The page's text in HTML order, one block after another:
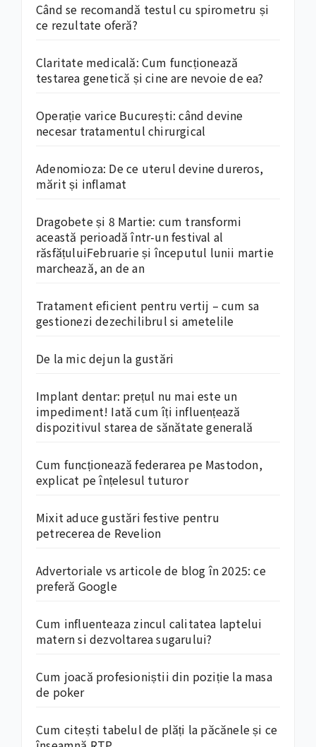
Când se recomandă testul cu spirometru și
ce rezultate oferă?
Claritate medicală: Cum funcționează
testarea genetică și cine are nevoie de ea?
Operație varice București: când devine
necesar tratamentul chirurgical
Adenomioza: De ce uterul devine dureros,
mărit și inflamat
Dragobete și 8 Martie: cum transformi
această perioadă într-un festival al
răsfățuluiFebruarie și începutul lunii martie
marchează, an de an
Tratament eficient pentru vertij – cum sa
gestionezi dezechilibrul si ametelile
De la mic dejun la gustări
Implant dentar: prețul nu mai este un
impediment! Iată cum îți influențează
dispozitivul starea de sănătate generală
Cum funcționează federarea pe Mastodon,
explicat pe înțelesul tuturor
Mixit aduce gustări festive pentru
petrecerea de Revelion
Advertoriale vs articole de blog în 2025: ce
preferă Google
Cum influenteaza zincul calitatea laptelui
matern si dezvoltarea sugarului?
Cum joacă profesioniștii din poziție la masa
de poker
Cum citești tabelul de plăți la păcănele și ce